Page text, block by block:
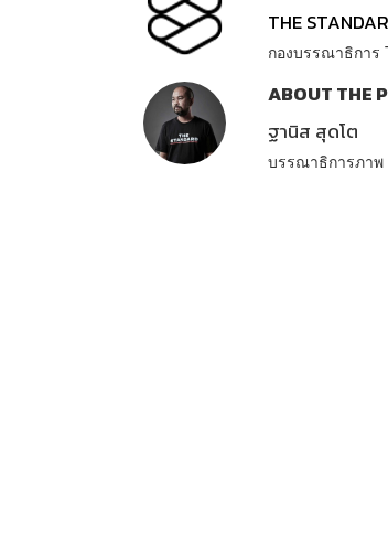
THE
กองบรรณาธิการ
ABOUT THE
ฐานิส สุดโต
บรรณาธิการภาพ